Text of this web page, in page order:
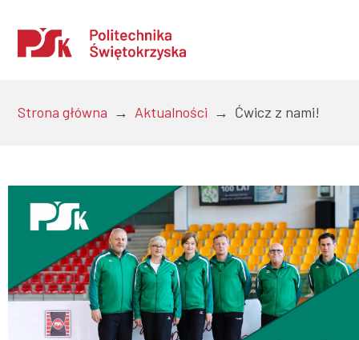
Strona główna → Aktualności → Ćwicz z nami!
Kandydaci
Studenci